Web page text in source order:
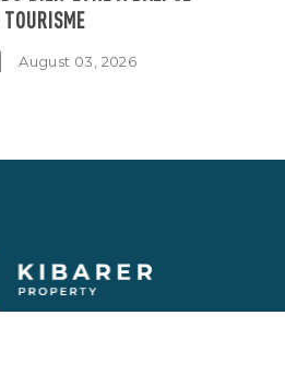
August 03, 2026